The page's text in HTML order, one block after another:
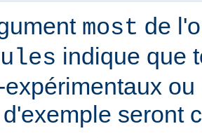
most de
indique que
expérimentaux
seront